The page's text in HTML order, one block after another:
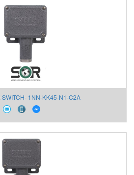
SWITCH- 1NN-KK45-N1-C2A